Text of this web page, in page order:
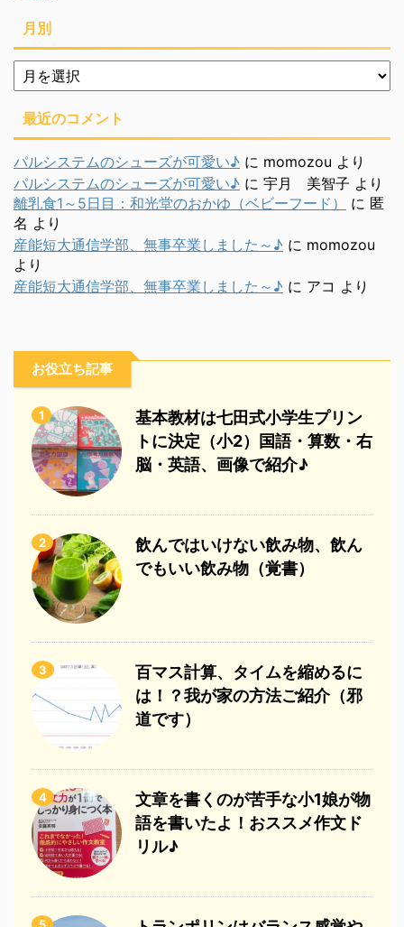
月別
月
別
最近のコメント
パルシステムのシューズが可愛い♪ に momozou より
パルシステムのシューズが可愛い♪ に 宇月 美智子 より
離乳食1～5日目：和光堂のおかゆ（ベビーフード）
に 匿
名 より
産能短大通信学部、無事卒業しました～♪ に momozou
より
産能短大通信学部、無事卒業しました～♪ に アコ より
お役立ち記事
1
基本教材は七田式小学生プリン
トに決定（小2）国語・算数・右
脳・英語、画像で紹介♪
2
飲んではいけない飲み物、飲ん
でもいい飲み物（覚書）
3
百マス計算、タイムを縮めるに
は！？我が家の方法ご紹介（邪
道です）
4
文章を書くのが苦手な小1娘が物
語を書いたよ！おススメ作文ド
リル♪
5